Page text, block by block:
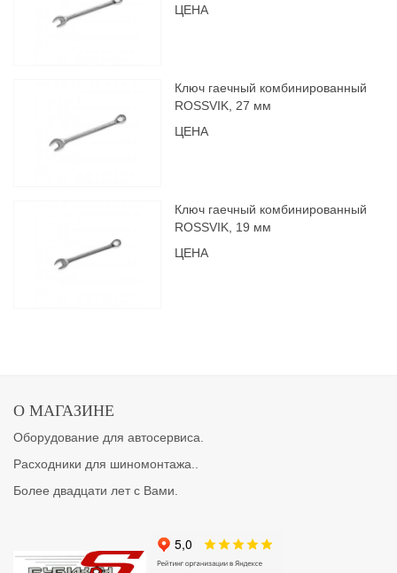
ЦЕНА
Ключ гаечный комбинированный
ROSSVIK, 27 мм
ЦЕНА
Ключ гаечный комбинированный
ROSSVIK, 19 мм
ЦЕНА
О МАГАЗИНЕ
Оборудование для автосервиса.
Расходники для шиномонтажа..
Более двадцати лет с Вами.